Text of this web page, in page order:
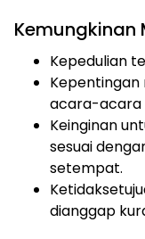
Kemungkinan
Kepedulian
acara-acara
Keinginan
sesuai
setempat.
dianggap